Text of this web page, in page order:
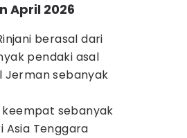
April 2026
berasal dari
pendaki asal
Jerman sebanyak
sebanyak
Asia Tenggara